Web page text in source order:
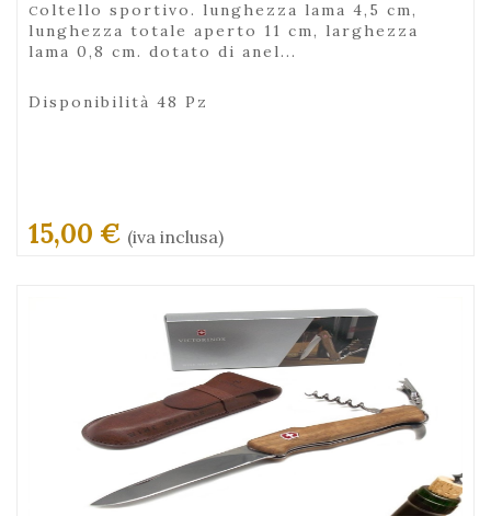
coltello sportivo. lunghezza lama 4,5 cm,
lunghezza totale aperto 11 cm, larghezza
lama 0,8 cm. dotato di anel...
Disponibilità 48 Pz
15,00 € (iva inclusa)